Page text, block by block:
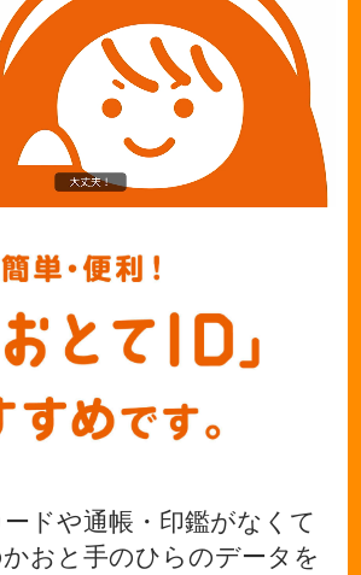
ドや通帳・印鑑がなくて
おと手のひらのデータを